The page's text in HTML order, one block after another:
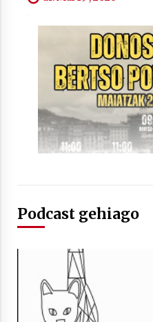
2021/06/
Podcast gehiago